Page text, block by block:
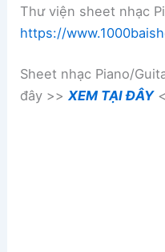
Thư viện sheet nhạc
https://
Sheet nhạc Piano/
đây >>XEM TẠI ĐÂY